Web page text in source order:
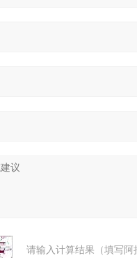
请输入计算结果（填写